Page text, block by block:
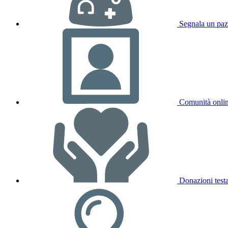
Segnala un
Comunità
Donazioni